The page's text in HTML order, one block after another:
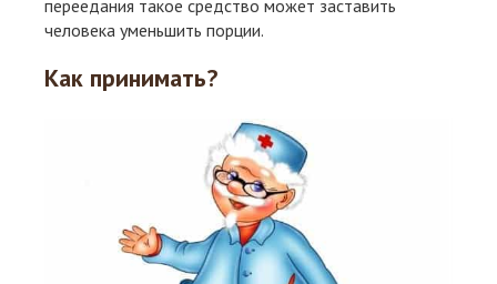
переедания такое средство может заставить
человека уменьшить порции.
Как принимать?